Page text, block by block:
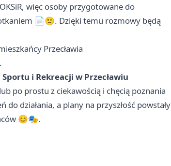
więc osoby przygotowane do
📄🙂. Dzięki temu rozmowy będą
Przecławia
i Rekreacji w Przecławiu
po prostu z ciekawością i chęcią poznania
działania, a plany na przyszłość powstały
😊🎭.